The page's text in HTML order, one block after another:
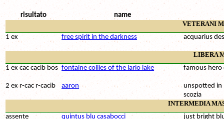
risultato
name
VETERANI
1 ex
free spirit in the darkness acquarius
LIBERA
1 ex cac cacib bos fontaine collies of the lario lake famous
2 ex r-cac r-cacib aaron
unspotted in
scozia
INTERMEDIA
assente
quintus blu casabocci just bright